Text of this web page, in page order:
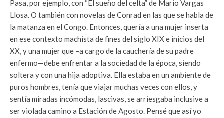
Pasa, por ejemplo, con “El sueño del celta” de Mario Vargas
Llosa. O también con novelas de Conrad en las que se habla de
la matanza en el Congo. Entonces, quería a una mujer inserta
en ese contexto machista de fines del siglo XIX e inicios del
XX, y una mujer que –a cargo de la cauchería de su padre
enfermo—debe enfrentar a la sociedad de la época, siendo
soltera y con una hija adoptiva. Ella estaba en un ambiente de
puros hombres, tenía que viajar muchas veces con ellos, y
sentía miradas incómodas, lascivas, se arriesgaba inclusive a
ser violada camino a Estación de Agosto. Pensé que así yo